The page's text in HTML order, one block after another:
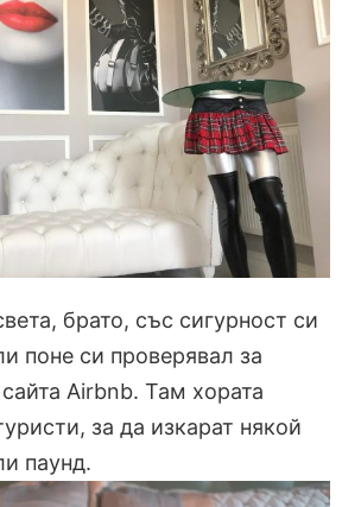
брато, със сигурност си
поне си проверявал за
Airbnb. Там хората
за да изкарат някой
паунд.